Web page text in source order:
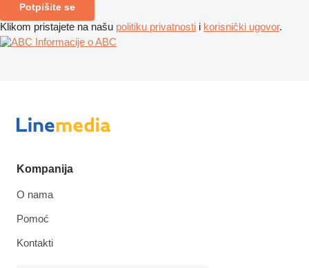
Potpišite se
Klikom pristajete na našu politiku privatnosti i korisnički ugovor.
Informacije o ABC
Kompanija
O nama
Pomoć
Kontakti